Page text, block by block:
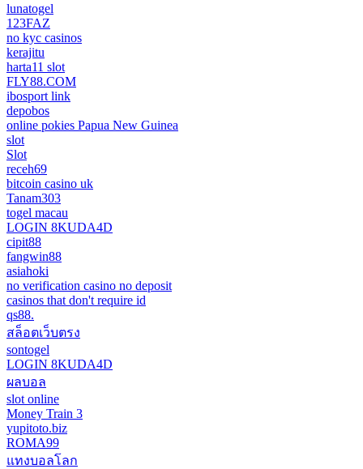
lunatogel
123FAZ
no kyc casinos
kerajitu
harta11 slot
FLY88.COM
ibosport link
depobos
online pokies Papua New Guinea
slot
Slot
receh69
bitcoin casino uk
Tanam303
togel macau
LOGIN 8KUDA4D
cipit88
fangwin88
asiahoki
no verification casino no deposit
casinos that don't require id
qs88.
สล็อตเว็บตรง
sontogel
LOGIN 8KUDA4D
ผลบอล
slot online
Money Train 3
yupitoto.biz
ROMA99
แทงบอลโลก